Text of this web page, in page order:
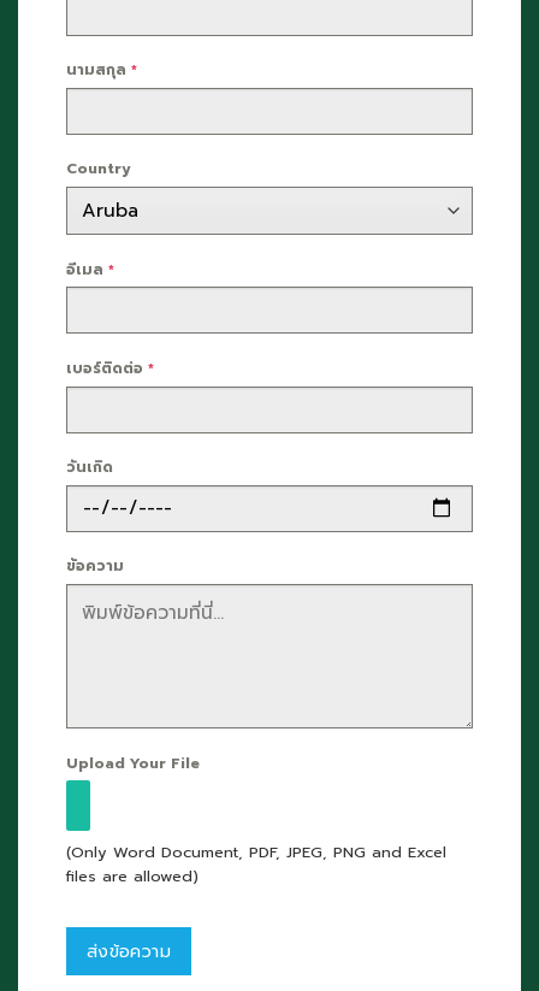
นามสกุล *
Country
อีเมล *
เบอร์ติดต่อ *
วันเกิด
ข้อความ
Upload Your File
(Only Word Document, PDF, JPEG, PNG and Excel
files are allowed)